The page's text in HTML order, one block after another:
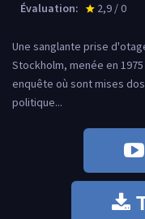
Évaluation:
star_rate
2,9 / 0
Une sanglante prise
Stockholm, menée en
enquête où sont mises
politique...